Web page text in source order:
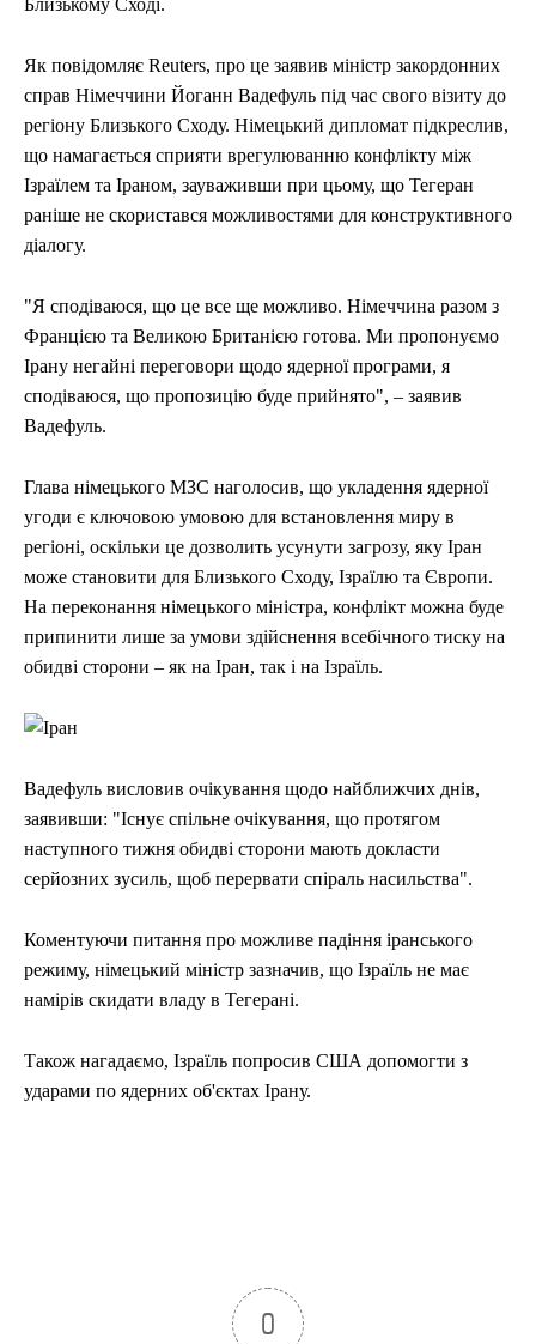
Близькому Сході.
Як повідомляє Reuters, про це заявив міністр закордонних
справ Німеччини Йоганн Вадефуль під час свого візиту до
регіону Близького Сходу. Німецький дипломат підкреслив,
що намагається сприяти врегулюванню конфлікту між
Ізраїлем та Іраном, зауваживши при цьому, що Тегеран
раніше не скористався можливостями для конструктивного
діалогу.
"Я сподіваюся, що це все ще можливо. Німеччина разом з
Францією та Великою Британією готова. Ми пропонуємо
Ірану негайні переговори щодо ядерної програми, я
сподіваюся, що пропозицію буде прийнято", – заявив
Вадефуль.
Глава німецького МЗС наголосив, що укладення ядерної
угоди є ключовою умовою для встановлення миру в
регіоні, оскільки це дозволить усунути загрозу, яку Іран
може становити для Близького Сходу, Ізраїлю та Європи.
На переконання німецького міністра, конфлікт можна буде
припинити лише за умови здійснення всебічного тиску на
обидві сторони – як на Іран, так і на Ізраїль.
Вадефуль висловив очікування щодо найближчих днів,
заявивши: "Існує спільне очікування, що протягом
наступного тижня обидві сторони мають докласти
серйозних зусиль, щоб перервати спіраль насильства".
Коментуючи питання про можливе падіння іранського
режиму, німецький міністр зазначив, що Ізраїль не має
намірів скидати владу в Тегерані.
Також нагадаємо, Ізраїль попросив США допомогти з
ударами по ядерних об'єктах Ірану.
0